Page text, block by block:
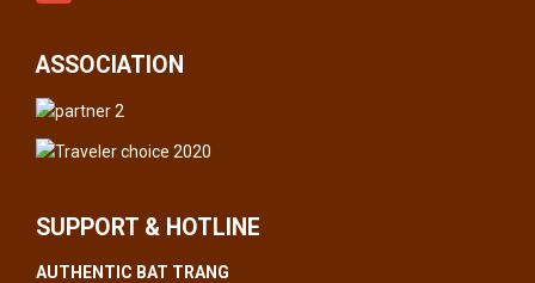
ASSOCIATION
SUPPORT & HOTLINE
AUTHENTIC BAT TRANG